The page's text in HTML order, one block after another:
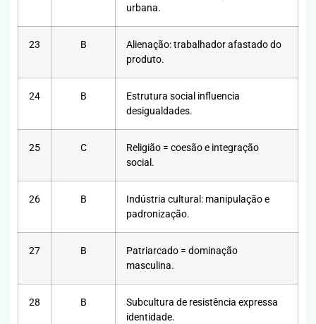
urbana.
23 B
Alienação: trabalhador afastado do
produto.
24 B
Estrutura social influencia
desigualdades.
25 C
Religião = coesão e integração
social.
26 B
Indústria cultural: manipulação e
padronização.
27 B
Patriarcado = dominação
masculina.
28 B
Subcultura de resistência expressa
identidade.